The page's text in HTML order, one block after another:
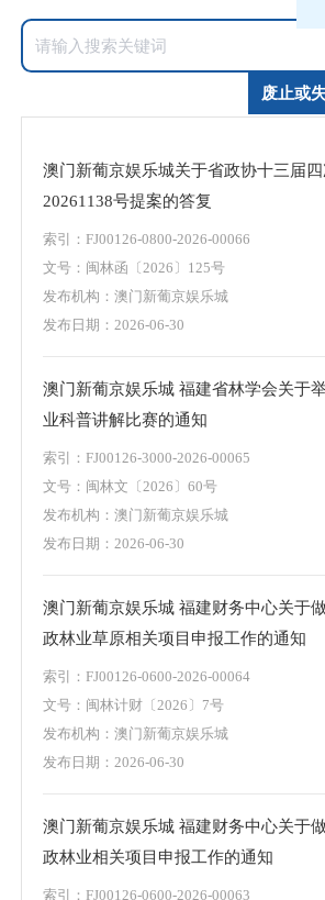
废止或
澳门新葡京娱乐城关于省政协十三届
20261138号提案的答复
索引：FJ00126-0800-2026-00066
文号：闽林函〔2026〕125号
发布机构：澳门新葡京娱乐城
发布日期：2026-06-30
澳门新葡京娱乐城 福建省林学会关于
业科普讲解比赛的通知
索引：FJ00126-3000-2026-00065
文号：闽林文〔2026〕60号
发布机构：澳门新葡京娱乐城
发布日期：2026-06-30
澳门新葡京娱乐城 福建财务中心关于
政林业草原相关项目申报工作的通知
索引：FJ00126-0600-2026-00064
文号：闽林计财〔2026〕7号
发布机构：澳门新葡京娱乐城
发布日期：2026-06-30
澳门新葡京娱乐城 福建财务中心关于
政林业相关项目申报工作的通知
索引：FJ00126-0600-2026-00063